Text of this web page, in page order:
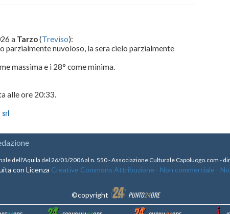
a Tarzo(Treviso):
nuvoloso, la sera cielo parzialmente
massima e i 28° come minima.
alle ore 20:33.
srl
dell'Aquila del 26/01/2006 al n. 550 - Associazione Culturale Capoluogo.com -
con Licenza Creative Commons Attribuzione - Non commerciale -
©copyright
PUNTO24ORE